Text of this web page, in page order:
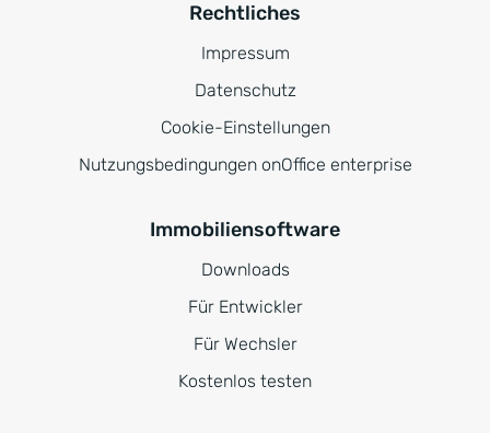
Rechtliches
Impressum
Datenschutz
Cookie-Einstellungen
Nutzungsbedingungen onOffice enterprise
Immobiliensoftware
Downloads
Für Entwickler
Für Wechsler
Kostenlos testen